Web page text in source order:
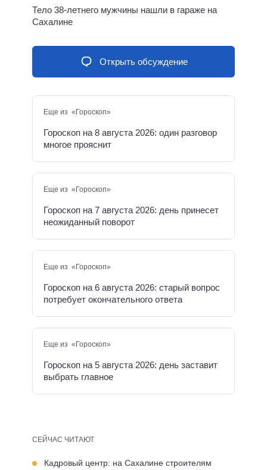
Тело 38-летнего мужчины нашли в гараже на
Сахалине
Открыть обсуждение
Еще из «Гороскоп»
Гороскоп на 8 августа 2026: один разговор
многое прояснит
Еще из «Гороскоп»
Гороскоп на 7 августа 2026: день принесет
неожиданный поворот
Еще из «Гороскоп»
Гороскоп на 6 августа 2026: старый вопрос
потребует окончательного ответа
Еще из «Гороскоп»
Гороскоп на 5 августа 2026: день заставит
выбрать главное
СЕЙЧАС ЧИТАЮТ
Кадровый центр: на Сахалине строителям